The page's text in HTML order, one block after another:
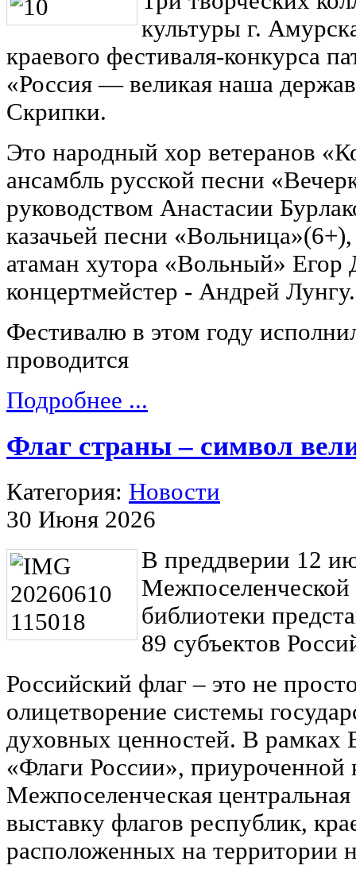
культуры г.
краевого фестиваля-конкурса
«Россия — великая наша
Скрипки.
Это народный хор ветеранов
ансамбль русской песни
руководством Анастасии
казачьей песни
атаман хутора «Вольный» Егор
концертмейстер - Андрей Лунгу.
Фестивалю в этом году
проводится
Подробнее ...
Флаг страны – символ
Категория: Новости
30 Июня 2026
В преддверии 12
Межпоселенческой
библиотеки
89 субъектов
Российский флаг – это не
олицетворение системы
духовных ценностей. В рамках
«Флаги России»,
Межпоселенческая
выставку флагов республик,
расположенных на территории